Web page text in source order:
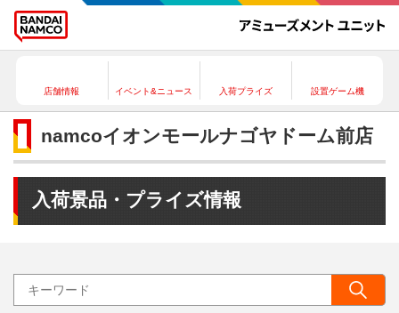
店舗情報 イベント&ニュース 入荷プライズ 設置ゲーム機
namcoイオンモールナゴヤドーム前店
入荷景品・プライズ情報